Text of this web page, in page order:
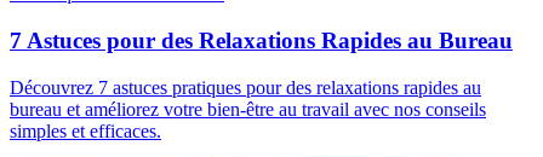
7 Astuces pour des Relaxations Rapides au Bureau
Découvrez 7 astuces pratiques pour des relaxations rapides au
bureau et améliorez votre bien-être au travail avec nos conseils
simples et efficaces.